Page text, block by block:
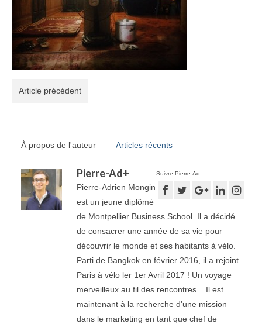
Article précédent
À propos de l'auteur Articles récents
Suivre Pierre-Ad:
Pierre-Ad+
Pierre-Adrien Mongin
est un jeune diplômé
de Montpellier Business School. Il a décidé
de consacrer une année de sa vie pour
découvrir le monde et ses habitants à vélo.
Parti de Bangkok en février 2016, il a rejoint
Paris à vélo ler 1er Avril 2017 ! Un voyage
merveilleux au fil des rencontres... Il est
maintenant à la recherche d'une mission
dans le marketing en tant que chef de